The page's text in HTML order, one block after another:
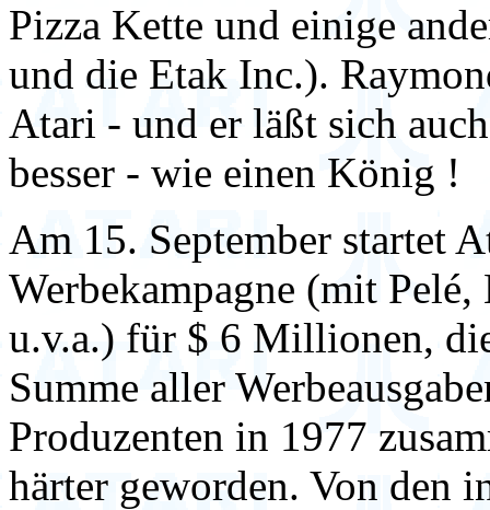
Pizza Kette und einige
und die Etak Inc.).
Atari - und er läßt sich
besser - wie einen König !
Am 15. September startet
Werbekampagne (mit
u.v.a.) für $ 6 Millionen,
Summe aller
Produzenten in 1977
härter geworden. Von den